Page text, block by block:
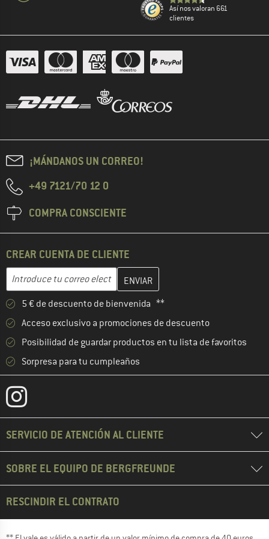
Así nos valoran 661
clientes
¡MÁNDANOS UN CORREO!
+49 7121/70 12 0
COMPRA CONSCIENTE
CREAR CUENTA DE CLIENTE
Dirección de correo electrónico
Introduce aquí tu dirección de correo electrónico y crea tu
5 € de descuento de bienvenida **
Acceso exclusivo a promociones de descuento
Posibilidad de guardar productos en tu lista de favoritos
Sorpresa para tu cumpleaños
SERVICIO DE ATENCIÓN AL CLIENTE
SOBRE EL EQUIPO DE BERGFREUNDE
RESCINDIR EL CONTRATO